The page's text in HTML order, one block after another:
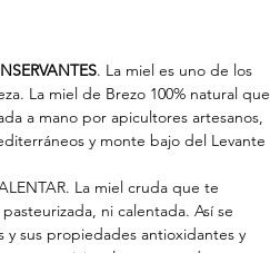
. La miel es uno de los
La miel de Brezo 100% natural que
a mano por apicultores artesanos,
y monte bajo del Levante
La miel cruda que te
ni calentada. Así se
y sus propiedades antioxidantes y